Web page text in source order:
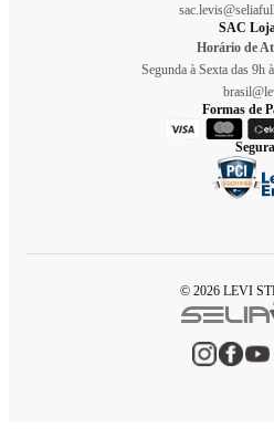
SAC
Horário de
Segunda à Sexta das 9h
Formas de
© 2026 LEVI